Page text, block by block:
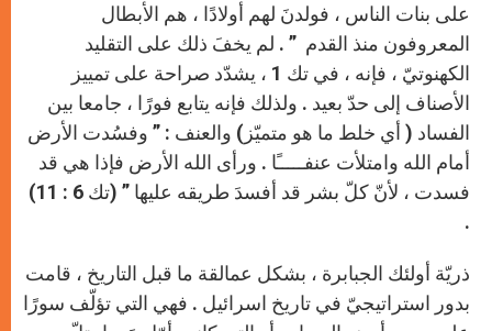
على بنات الناس ، فولدنَ لهم أولادًا ، هم الأبطال
المعروفون منذ القدم ” . لم يخفَ ذلك على التقليد
الكهنوتيّ ، فإنه ، في تك 1 ، يشدّد صراحة على تمييز
الأصناف إلى حدّ بعيد . ولذلك فإنه يتابع فورًا ، جامعا بين
الفساد ( أي خلط ما هو متميّز) والعنف : ” وفسُدت الأرض
أمام الله وامتلأت عنفـــــًا . ورأى الله الأرض فإذا هي قد
فسدت ، لأنّ كلّ بشر قد أفسدَ طريقه عليها ” (تك 6 : 11)
.
ذريّة أولئك الجبابرة ، بشكل عمالقة ما قبل التاريخ ، قامت
بدور استراتيجيّ في تاريخ اسرائيل . فهي التي تؤلّف سورًا